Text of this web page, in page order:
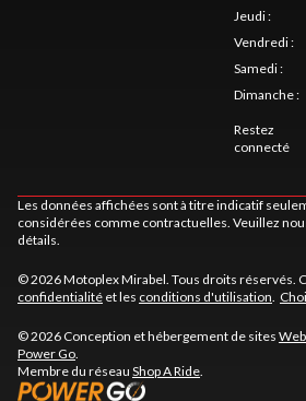
Jeudi:
Vendredi:
Samedi:
Dimanche:
Restez
connecté
Les données affichées sont à titre indicatif
considérées comme contractuelles. Veuillez
détails.
© 2026 Motoplex Mirabel. Tous droits réservés.
confidentialité et les conditions d'utilisation.
© 2026 Conception et hébergement de sites
Power Go.
Membre du réseau Shop A Ride.